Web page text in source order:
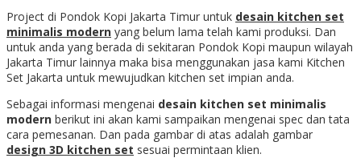
Project di Pondok Kopi Jakarta Timur untuk desain kitchen set
minimalis modern yang belum lama telah kami produksi. Dan
untuk anda yang berada di sekitaran Pondok Kopi maupun wilayah
Jakarta Timur lainnya maka bisa menggunakan jasa kami Kitchen
Set Jakarta untuk mewujudkan kitchen set impian anda.
Sebagai informasi mengenai desain kitchen set minimalis
modern berikut ini akan kami sampaikan mengenai spec dan tata
cara pemesanan. Dan pada gambar di atas adalah gambar
design 3D kitchen set sesuai permintaan klien.